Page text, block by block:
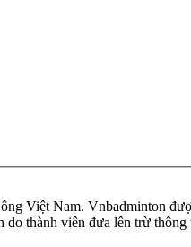
Việt Nam. Vnbadminton
thành viên đưa lên trừ